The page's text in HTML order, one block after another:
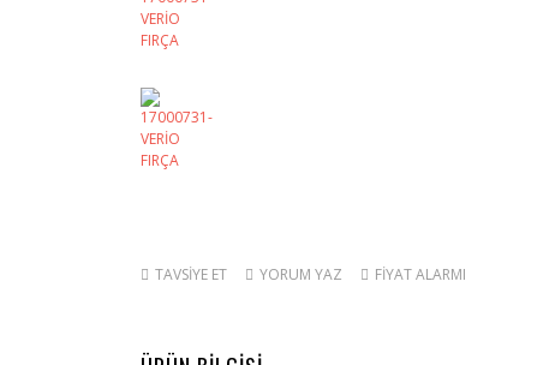
TAVSİYE ET YORUM YAZ FİYAT ALARMI